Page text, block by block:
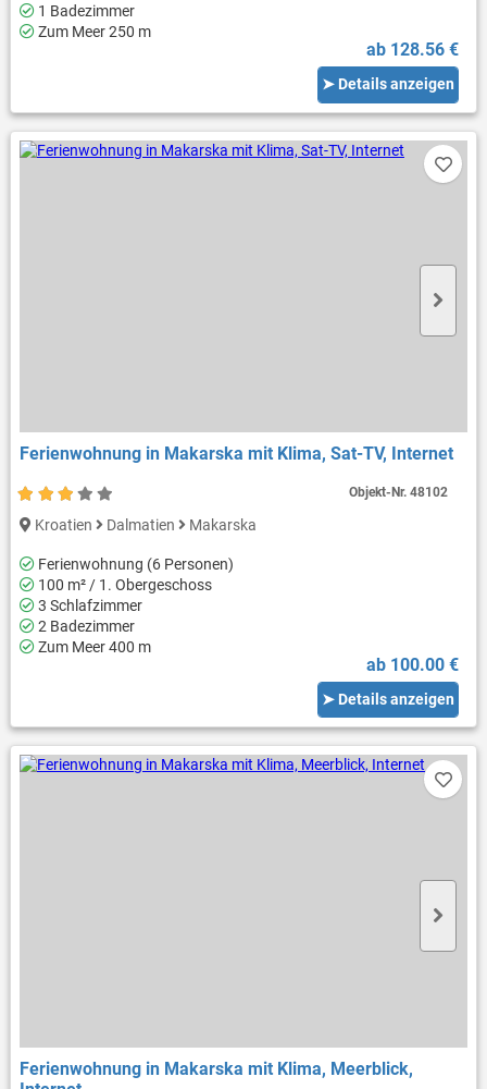
1 Badezimmer
Zum Meer 250 m
ab 128.56 €
➤ Details anzeigen
Ferienwohnung in Makarska mit Klima, Sat-TV, Internet
Kroatien Dalmatien Makarska
Ferienwohnung (6 Personen)
100 m² / 1. Obergeschoss
3 Schlafzimmer
2 Badezimmer
Zum Meer 400 m
ab 100.00 €
➤ Details anzeigen
Objekt-Nr.48102
Ferienwohnung in Makarska mit Klima, Meerblick,